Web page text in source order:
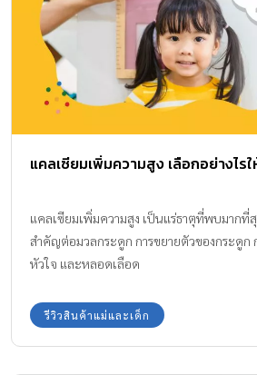
แคลเซียมเพิ่มความสูง เลือกอย่างไร
แคลเซียมเพิ่มความสูง เป็นแร่ธาตุที่พบมากที่
สำคัญต่อมวลกระดูก การขยายตัวของกระดูก
หัวใจ และหลอดเลือด
รีวิวสินค้าแม่และเด็ก